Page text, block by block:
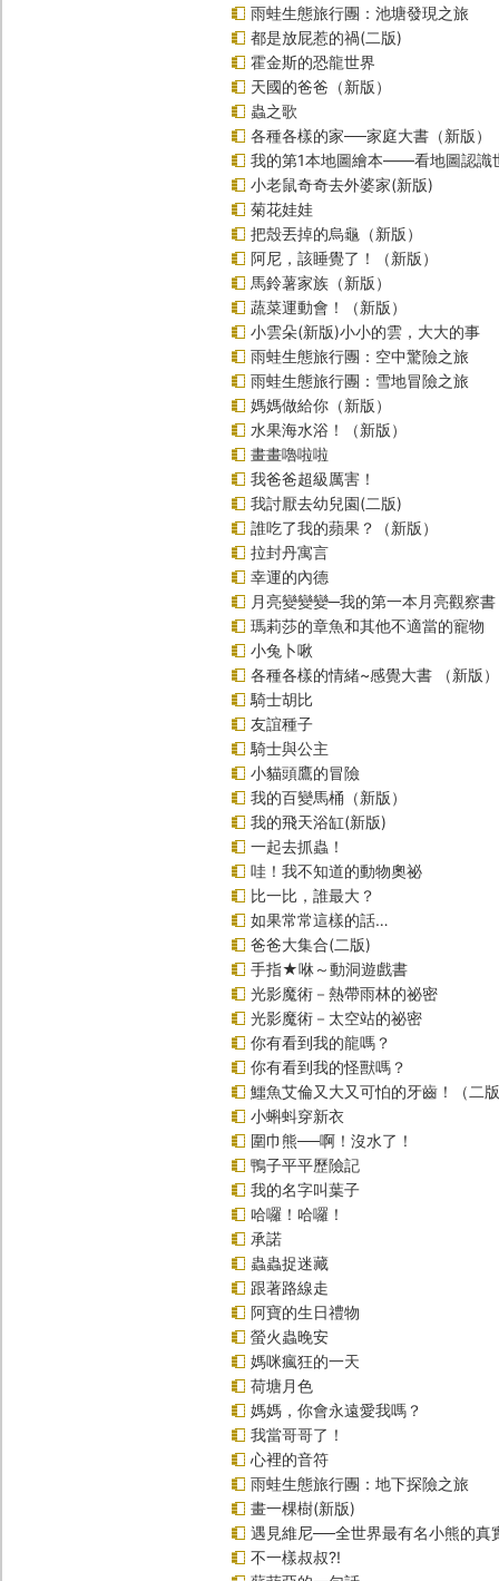
雨蛙生態旅行團：池塘發現之旅
都是放屁惹的禍(二版)
霍金斯的恐龍世界
天國的爸爸（新版）
蟲之歌
各種各樣的家──家庭大書（新版）
我的第1本地圖繪本――看地圖認識
小老鼠奇奇去外婆家(新版)
菊花娃娃
把殼丟掉的烏龜（新版）
阿尼，該睡覺了！（新版）
馬鈴薯家族（新版）
蔬菜運動會！（新版）
小雲朵(新版)小小的雲，大大的事
雨蛙生態旅行團：空中驚險之旅
雨蛙生態旅行團：雪地冒險之旅
媽媽做給你（新版）
水果海水浴！（新版）
畫畫嚕啦啦
我爸爸超級厲害！
我討厭去幼兒園(二版)
誰吃了我的蘋果？（新版）
拉封丹寓言
幸運的內德
月亮變變變─我的第一本月亮觀察書
瑪莉莎的章魚和其他不適當的寵物
小兔卜啾
各種各樣的情緒~感覺大書 （新版）
騎士胡比
友誼種子
騎士與公主
小貓頭鷹的冒險
我的百變馬桶（新版）
我的飛天浴缸(新版)
一起去抓蟲！
哇！我不知道的動物奧祕
比一比，誰最大？
如果常常這樣的話…
爸爸大集合(二版)
手指★咻～動洞遊戲書
光影魔術－熱帶雨林的祕密
光影魔術－太空站的祕密
你有看到我的龍嗎？
你有看到我的怪獸嗎？
鱷魚艾倫又大又可怕的牙齒！（二
小蝌蚪穿新衣
圍巾熊──啊！沒水了！
鴨子平平歷險記
我的名字叫葉子
哈囉！哈囉！
承諾
蟲蟲捉迷藏
跟著路線走
阿寶的生日禮物
螢火蟲晚安
媽咪瘋狂的一天
荷塘月色
媽媽，你會永遠愛我嗎？
我當哥哥了！
心裡的音符
雨蛙生態旅行團：地下探險之旅
畫一棵樹(新版)
遇見維尼──全世界最有名小熊的真
不一樣叔叔?!